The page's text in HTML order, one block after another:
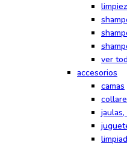
ver
accesorios
camas